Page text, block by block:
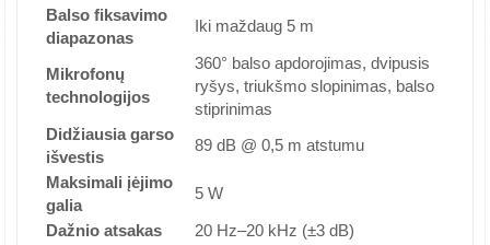
Balso fiksavimo
diapazonas
Iki maždaug 5 m
Mikrofonų
technologijos
360° balso apdorojimas, dvipusis
ryšys, triukšmo slopinimas, balso
stiprinimas
Didžiausia garso
išvestis
89 dB @ 0,5 m atstumu
Maksimali įėjimo
galia
5 W
Dažnio atsakas
20 Hz–20 kHz (±3 dB)